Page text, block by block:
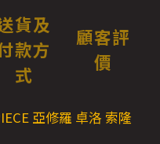
貨及
款方
式
顧客評
價
亞修羅 卓洛 索隆